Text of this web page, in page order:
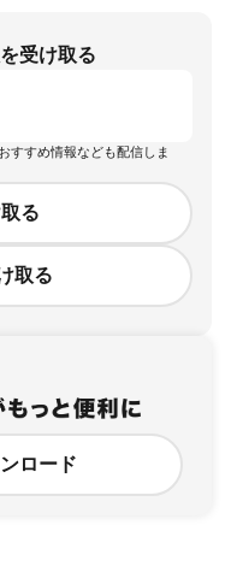
受け取る
すすめ情報なども配信しま
る
取る
ロード